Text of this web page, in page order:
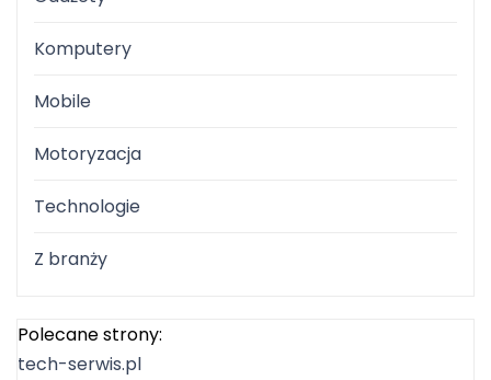
Komputery
Mobile
Motoryzacja
Technologie
Z branży
Polecane strony:
tech-serwis.pl